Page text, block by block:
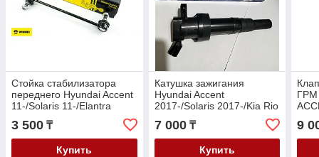
Стойка стабилизатора
переднего Hyundai Accent
11-/Solaris 11-/Elantra
11-/Creta 15-/Kia Rio 11-
Cerato 11-/Ceed
3 500 ₸
Купить
Катушка зажигания
Hyundai Accent
2017-/Solaris 2017-/Kia Rio
2017- V-1.2-1.4-1.6
7 000₸
Купить
ГРМ
RIO
9